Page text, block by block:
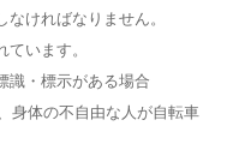
ければなりません。
います。
識・標示がある場合
身体の不自由な人が自転車